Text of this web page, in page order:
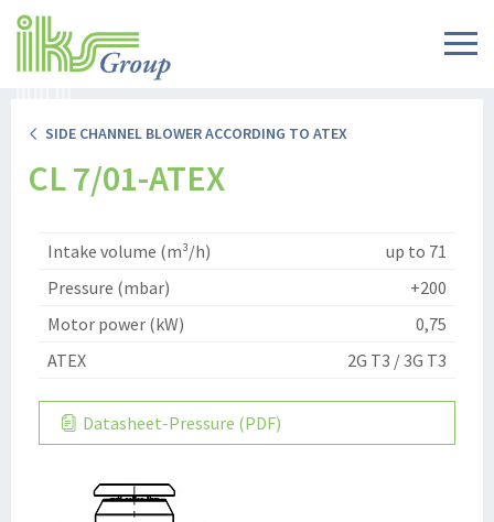
SIDE CHANNEL BLOWER ACCORDING TO ATEX
CL 7/01-ATEX
Intake volume (m³/h)
up to 71
Pressure (mbar)
+200
Motor power (kW)
0,75
ATEX
2G T3 / 3G T3
Datasheet-Pressure (PDF)